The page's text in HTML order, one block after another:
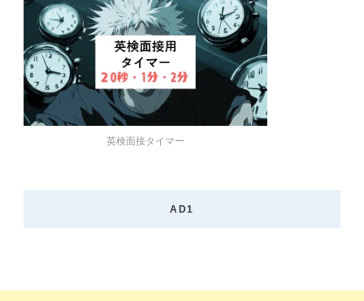
送
り
ジ ジ ジ
英検面接タイマー
AD1